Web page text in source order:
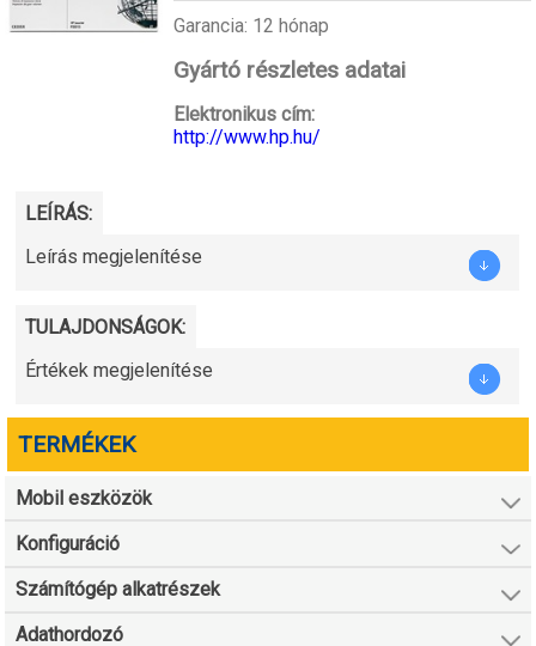
Garancia: 12 hónap
Gyártó részletes adatai
Elektronikus cím:
http://www.hp.hu/
LEÍRÁS:
Leírás megjelenítése
TULAJDONSÁGOK:
Értékek megjelenítése
TERMÉKEK
Mobil eszközök
Konfiguráció
Számítógép alkatrészek
Adathordozó